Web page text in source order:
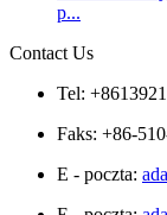
p...
Contact Us
Tel:
Faks: +86-
E - poczta: